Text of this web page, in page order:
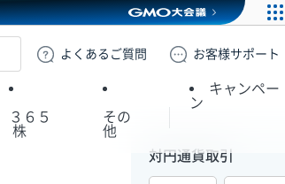
GMOクリック証券
よくある ご質問 お客様サポート
３６５
株
その
他
キャンペー
ン
対円通貨取引